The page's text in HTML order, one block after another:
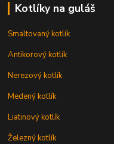
Kotlíky na guláš
Smaltovaný kotlík
Antikorový kotlík
Nerezový kotlík
Medený kotlík
Liatinový kotlík
Železný kotlík